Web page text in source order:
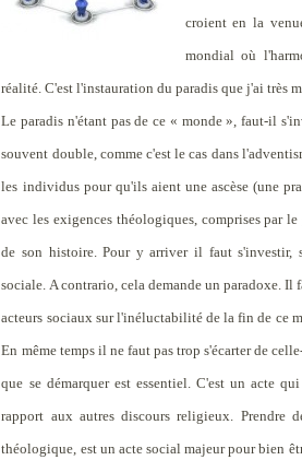
croient en la
mondial où
réalité. C'est l'instauration du paradis que j'ai très
Le paradis n'étant pas de ce « monde », faut-il
souvent double, comme c'est le cas dans
les individus pour qu'ils aient une ascèse (une
avec les exigences théologiques, comprises par
de son histoire. Pour y arriver il faut s'investir,
sociale. A contrario, cela demande un paradoxe.
acteurs sociaux sur l'inéluctabilité de la fin de ce
En même temps il ne faut pas trop s'écarter de
que se démarquer est essentiel. C'est un acte
rapport aux autres discours religieux.
théologique, est un acte social majeur pour bien